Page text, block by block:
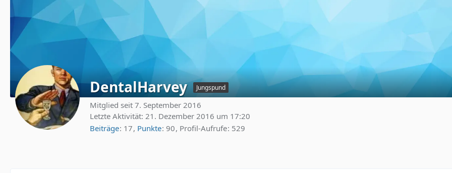
DentalHarvey Jungspund
Mitglied seit 7. September 2016
Letzte Aktivität: 21. Dezember 2016 um 17:20
Beiträge 17 Punkte 90 Profil-Aufrufe 529